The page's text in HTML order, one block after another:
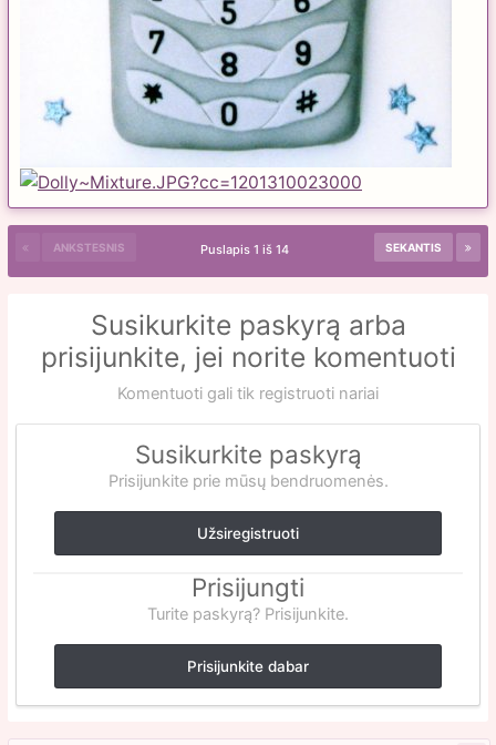
ANKSTESNIS SEKANTIS
Puslapis 1 iš 14
Susikurkite paskyrą arba
prisijunkite, jei norite komentuoti
Komentuoti gali tik registruoti nariai
Susikurkite paskyrą
Prisijunkite prie mūsų bendruomenės.
Užsiregistruoti
Prisijungti
Turite paskyrą? Prisijunkite.
Prisijunkite dabar